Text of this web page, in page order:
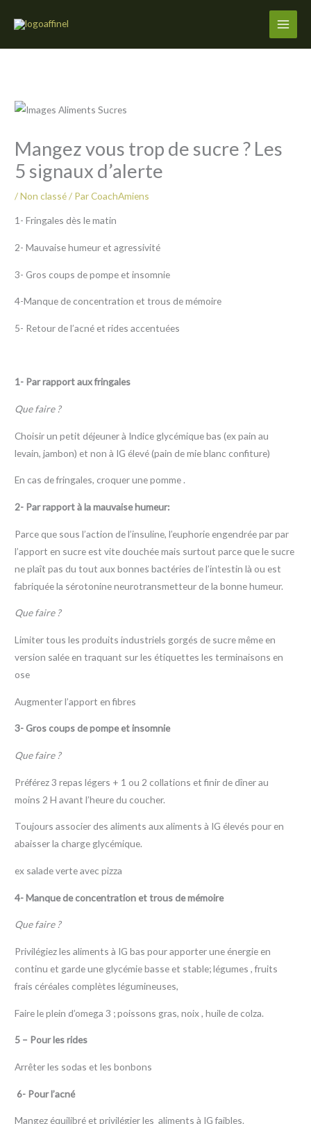
Mangez vous trop de sucre ? Les
5 signaux d’alerte
/Non classé/ ParCoachAmiens
1- Fringales dès le matin
2- Mauvaise humeur et agressivité
3- Gros coups de pompe et insomnie
4-Manque de concentration et trous de mémoire
5- Retour de l’acné et rides accentuées
1- Par rapport aux fringales
Que faire ?
Choisir un petit déjeuner à Indice glycémique bas (ex pain au
levain, jambon) et non à IG élevé (pain de mie blanc confiture)
En cas de fringales, croquer une pomme .
2- Par rapport à la mauvaise humeur:
Parce que sous l’action de l’insuline, l’euphorie engendrée par par
l’apport en sucre est vite douchée mais surtout parce que le sucre
ne plaît pas du tout aux bonnes bactéries de l’intestin là ou est
fabriquée la sérotonine neurotransmetteur de la bonne humeur.
Que faire ?
Limiter tous les produits industriels gorgés de sucre même en
version salée en traquant sur les étiquettes les terminaisons en
ose
Augmenter l’apport en fibres
3- Gros coups de pompe et insomnie
Que faire ?
Préférez 3 repas légers + 1 ou 2 collations et finir de dîner au
moins 2 H avant l’heure du coucher.
Toujours associer des aliments aux aliments à IG élevés pour en
abaisser la charge glycémique.
ex salade verte avec pizza
4- Manque de concentration et trous de mémoire
Que faire ?
Privilégiez les aliments à IG bas pour apporter une énergie en
continu et garde une glycémie basse et stable; légumes , fruits
frais céréales complètes légumineuses,
Faire le plein d’omega 3 ; poissons gras, noix , huile de colza.
5 – Pour les rides
Arrêter les sodas et les bonbons
6- Pour l’acné
Mangez équilibré et privilégier les aliments à IG faibles.